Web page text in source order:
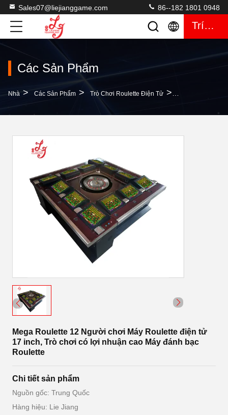
Sales07@liejianggame.com 86--182 1801 0948
Trích Dẫn
Các Sản Phẩm
Nhà > Các Sản Phẩm > Trò Chơi Roulette Điện Tử >
Mega Roulette 12 Người chơi Máy Roulette điện tử
17 inch, Trò chơi có lợi nhuận cao Máy đánh bạc
Roulette
Chi tiết sản phẩm
Nguồn gốc: Trung Quốc
Hàng hiệu: Lie Jiang